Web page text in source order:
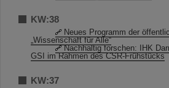
KW:38
Neues Programm der
„Wissenschaft für Alle“
Nachhaltig forschen: IHK
GSI im Rahmen des CSR-Frühstücks
KW:37